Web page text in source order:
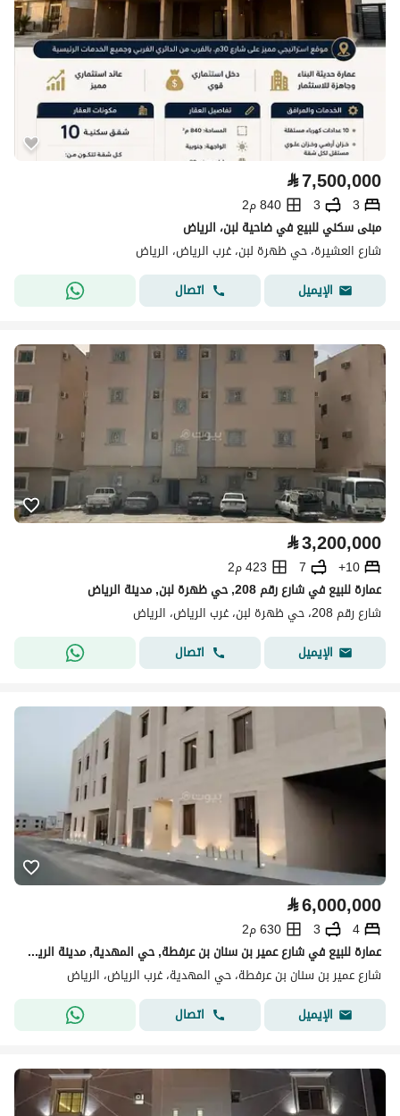
⃁7,500,000
3
3
840 م2
مبنى سكني للبيع في ضاحية لبن، الرياض
شارع العشيرة، حي ظهرة لبن، غرب الرياض، الرياض
الإيميل
اتصال
⃁3,200,000
10+
7
423 م2
عمارة للبيع في شارع رقم 208, حي ظهرة لبن, مدينة الرياض
شارع رقم 208، حي ظهرة لبن، غرب الرياض، الرياض
الإيميل
اتصال
⃁6,000,000
4
3
630 م2
عمارة للبيع في شارع عمير بن سنان بن عرفطة, حي المهدية, مدينة الرياض
شارع عمير بن سنان بن عرفطة، حي المهدية، غرب الرياض، الرياض
الإيميل
اتصال